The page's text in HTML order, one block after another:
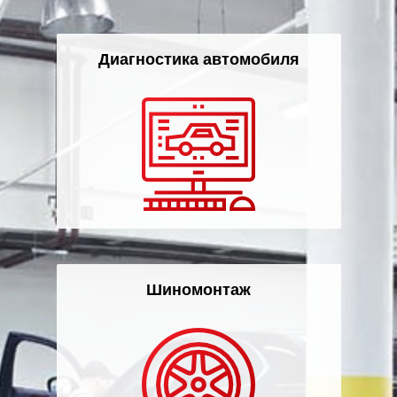
Диагностика автомобиля
Шиномонтаж